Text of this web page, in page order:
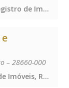
Notas, Registro de Imóveis, Notas, Registro de Imóveis, Notas, Registro de Imóveis
– 28660-000
Notas, Protesto de Títulos, Registro de Imóveis, Registro de Títulos e Documentos e Civis das Pessoas Jurídicas, Notas, Protesto de Títulos, Registro de Imóveis, Registro de Títulos e Documentos e Civis das Pessoas Jurídicas, Notas, Protesto de Títulos, Registro de Imóveis, Registro de Títulos e Documentos e Civis das Pessoas Jurídicas